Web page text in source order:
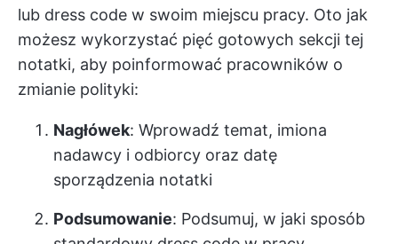
lub dress code w swoim miejscu pracy. Oto jak
możesz wykorzystać pięć gotowych sekcji tej
notatki, aby poinformować pracowników o
zmianie polityki:
Nagłówek: Wprowadź temat, imiona
nadawcy i odbiorcy oraz datę
sporządzenia notatki
Podsumowanie: Podsumuj, w jaki sposób